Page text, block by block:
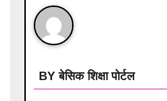
n
a
v
i
g
BYबेसिक शिक्षा पोर्टल